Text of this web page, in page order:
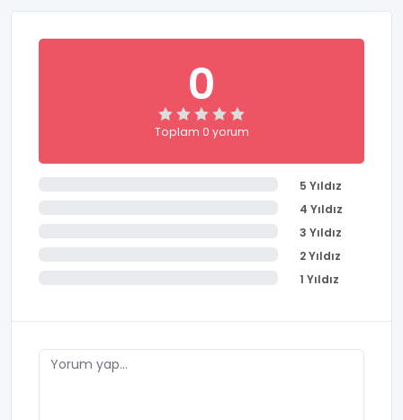
0
Toplam 0 yorum
5 Yıldız
4 Yıldız
3 Yıldız
2 Yıldız
1 Yıldız